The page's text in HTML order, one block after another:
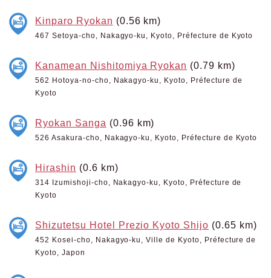
Kinparo Ryokan (0.56 km)
467 Setoya-cho, Nakagyo-ku, Kyoto, Préfecture de Kyoto
Kanamean Nishitomiya Ryokan (0.79 km)
562 Hotoya-no-cho, Nakagyo-ku, Kyoto, Préfecture de
Kyoto
Ryokan Sanga (0.96 km)
526 Asakura-cho, Nakagyo-ku, Kyoto, Préfecture de Kyoto
Hirashin (0.6 km)
314 Izumishoji-cho, Nakagyo-ku, Kyoto, Préfecture de
Kyoto
Shizutetsu Hotel Prezio Kyoto Shijo (0.65 km)
452 Kosei-cho, Nakagyo-ku, Ville de Kyoto, Préfecture de
Kyoto, Japon